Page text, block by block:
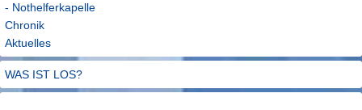
- Nothelferkapelle
Chronik
Aktuelles
WAS IST LOS?